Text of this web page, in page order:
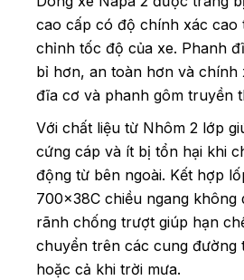
cao cấp có độ chính xác cao
chỉnh tốc độ của xe. Phanh
bỉ hơn, an toàn hơn và chính
đĩa cơ và phanh gôm truyền
Với chất liệu từ Nhôm 2 lớp
cứng cáp và ít bị tổn hại khi
động từ bên ngoài. Kết hợp
700x38C chiều ngang không
rãnh chống trượt giúp hạn
chuyển trên các cung đường
hoặc cả khi trời mưa.